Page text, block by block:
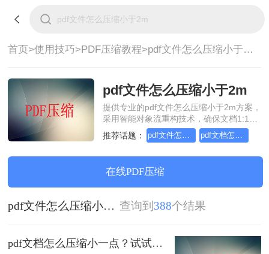
首页>使用技巧>PDF压缩教程> pdf文件怎么压缩小于2m
pdf文件怎么压缩小于2m
提供专业的pdf文件怎么压缩小于2m方案，
采用智能对象流重构技术，确保文档1:1高
保真还原且排版不乱码。支持一键批量处
理，全链路 SSL 加密保障隐私安全。助您
装，高效办公。
推荐话题： pdf文件怎么压缩试试这几个方法 pdf文档怎么压缩小一点
在线PDF压缩
pdf文件怎么压缩小于2m 查询到 388个结果
pdf文档怎么压缩小一点？试试这5个压缩方法！